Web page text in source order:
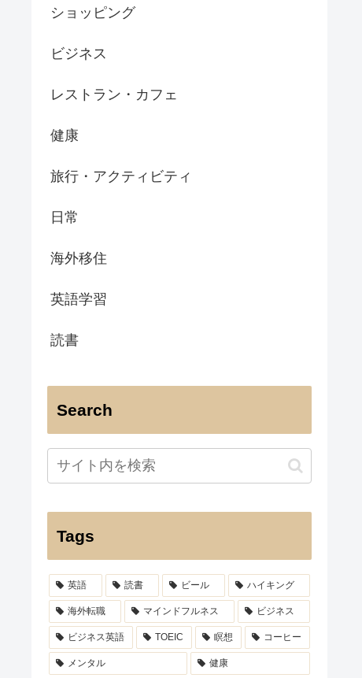
ショッピング
ビジネス
レストラン・カフェ
健康
旅行・アクティビティ
日常
海外移住
英語学習
読書
Search
Tags
英語 読書 ビール ハイキング
海外転職 マインドフルネス ビジネス
ビジネス英語 TOEIC 瞑想 コーヒー
メンタル 健康